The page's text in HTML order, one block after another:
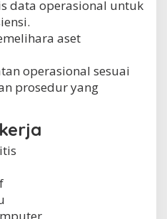
data operasional untuk
aset
operasional sesuai
prosedur yang